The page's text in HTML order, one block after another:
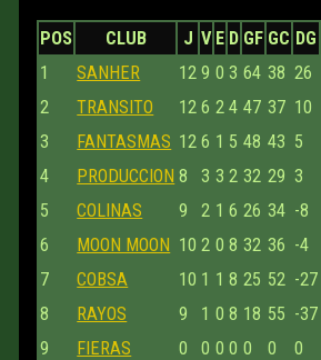
POS CLUB J V E D GF GC DG
1
SANHER 12 9 0 3 64 38 26
2
TRANSITO 12 6 2 4 47 37 10
3
FANTASMAS 12 6 1 5 48 43 5
4
PRODUCCION 8 3 3 2 32 29 3
5
COLINAS 9 2 1 6 26 34 -8
6
MOON MOON 10 2 0 8 32 36 -4
7
COBSA 10 1 1 8 25 52 -27
8
RAYOS 9 1 0 8 18 55 -37
9
FIERAS 0 0 0 0 0 0 0